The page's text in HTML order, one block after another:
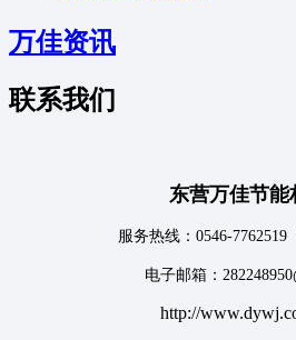
万佳资讯
联系我们
东营万佳节能
服务热线：0546-7762519
电子邮箱：
http://